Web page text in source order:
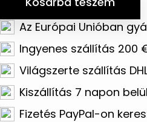
Az Európai Unióban
Ingyenes szállítás 200
Világszerte szállítás
Kiszállítás 7 napon belül
Fizetés PayPal-on